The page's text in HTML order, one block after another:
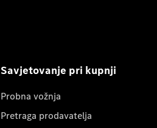
Savjetovanje pri kupnji
Probna vožnja
Pretraga prodavatelja